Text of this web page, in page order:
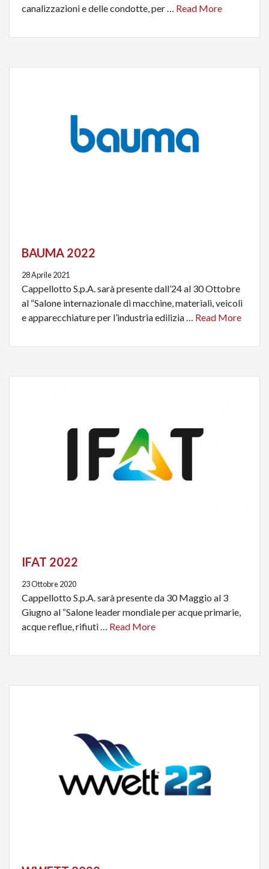
canalizzazioni e delle condotte, per … Read More
BAUMA 2022
28 Aprile 2021
Cappellotto S.p.A. sarà presente dall’24 al 30 Ottobre
al “Salone internazionale di macchine, materiali, veicoli
e apparecchiature per l’industria edilizia … Read More
IFAT 2022
23 Ottobre 2020
Cappellotto S.p.A. sarà presente da 30 Maggio al 3
Giugno al “Salone leader mondiale per acque primarie,
acque reflue, rifiuti … Read More